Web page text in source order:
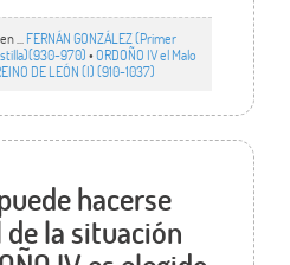
... FERNÁN GONZÁLEZ (Primer
970)•ORDOÑO IV el Malo
DE LEÓN (I) (910-1037)
hacerse
la situación